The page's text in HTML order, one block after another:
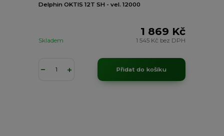
Delphin OKTIS 12T SH - vel. 12000
1 869 Kč
1 545 Kč bez DPH
Skladem
Přidat do košíku